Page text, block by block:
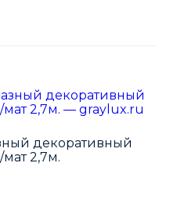
декоративный
2,7м.